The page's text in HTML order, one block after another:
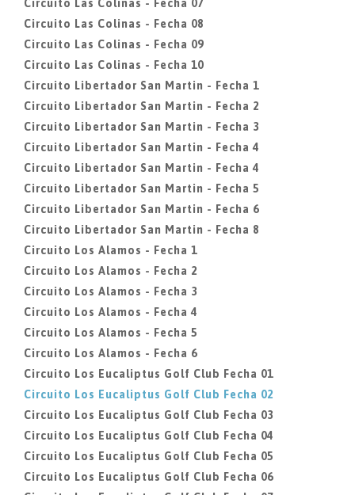
Circuito Las Colinas - Fecha 07
Circuito Las Colinas - Fecha 08
Circuito Las Colinas - Fecha 09
Circuito Las Colinas - Fecha 10
Circuito Libertador San Martin - Fecha 1
Circuito Libertador San Martin - Fecha 2
Circuito Libertador San Martin - Fecha 3
Circuito Libertador San Martin - Fecha 4
Circuito Libertador San Martin - Fecha 4
Circuito Libertador San Martin - Fecha 5
Circuito Libertador San Martin - Fecha 6
Circuito Libertador San Martin - Fecha 8
Circuito Los Alamos - Fecha 1
Circuito Los Alamos - Fecha 2
Circuito Los Alamos - Fecha 3
Circuito Los Alamos - Fecha 4
Circuito Los Alamos - Fecha 5
Circuito Los Alamos - Fecha 6
Circuito Los Eucaliptus Golf Club Fecha 01
Circuito Los Eucaliptus Golf Club Fecha 02
Circuito Los Eucaliptus Golf Club Fecha 03
Circuito Los Eucaliptus Golf Club Fecha 04
Circuito Los Eucaliptus Golf Club Fecha 05
Circuito Los Eucaliptus Golf Club Fecha 06